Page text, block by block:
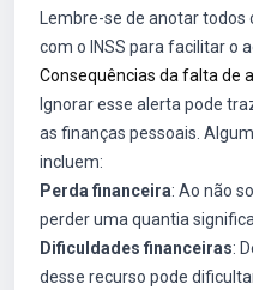
Lembre-se de anotar
com o INSS para facilitar o
Consequências da falta de
Ignorar esse alerta pode
as finanças pessoais.
incluem:
Perda financeira: Ao não
perder uma quantia
Dificuldades financeiras:
desse recurso pode